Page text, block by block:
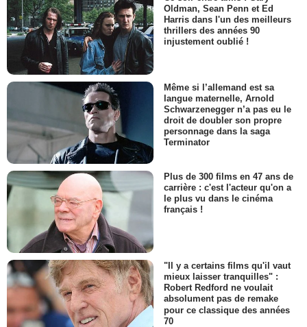
Oldman, Sean Penn et Ed
Harris dans l'un des meilleurs
thrillers des années 90
injustement oublié !
Même si l’allemand est sa
langue maternelle, Arnold
Schwarzenegger n’a pas eu le
droit de doubler son propre
personnage dans la saga
Terminator
Plus de 300 films en 47 ans de
carrière : c'est l'acteur qu'on a
le plus vu dans le cinéma
français !
"Il y a certains films qu'il vaut
mieux laisser tranquilles" :
Robert Redford ne voulait
absolument pas de remake
pour ce classique des années
70